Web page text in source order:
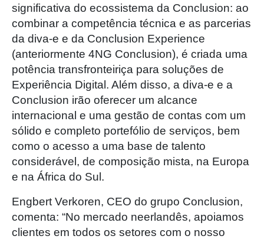
significativa do ecossistema da Conclusion: ao
combinar a competência técnica e as parcerias
da diva-e e da Conclusion Experience
(anteriormente 4NG Conclusion), é criada uma
potência transfronteiriça para soluções de
Experiência Digital. Além disso, a diva-e e a
Conclusion irão oferecer um alcance
internacional e uma gestão de contas com um
sólido e completo portefólio de serviços, bem
como o acesso a uma base de talento
considerável, de composição mista, na Europa
e na África do Sul.
Engbert Verkoren, CEO do grupo Conclusion,
comenta: “No mercado neerlandês, apoiamos
clientes em todos os setores com o nosso